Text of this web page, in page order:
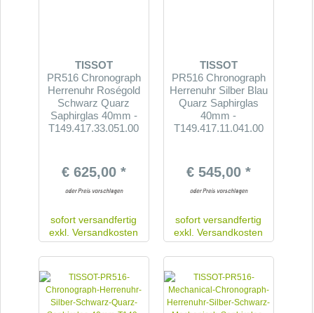
TISSOT
PR516 Chronograph
Herrenuhr Roségold
Schwarz Quarz
Saphirglas 40mm -
T149.417.33.051.00
€ 625,00 *
sofort versandfertig
exkl.Versandkosten
TISSOT
PR516 Chronograph
Herrenuhr Silber Blau
Quarz Saphirglas
40mm -
T149.417.11.041.00
€ 545,00 *
sofort versandfertig
exkl.Versandkosten